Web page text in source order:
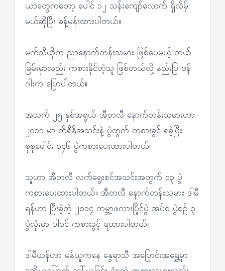
ယာတွေကတော့ ပေါင် ၁၂ သန်းကျော်လောက် ရှိလိမ့်
မယ်ဆိုပြီး ခန့်မှန်းထားပါတယ်။
မက်သီယိုက ညာနောက်တန်းသမား ဖြစ်ပေမယ့် ဘယ်
ခြမ်းမှာလည်း ကစားနိုင်တဲ့သူ ဖြစ်တယ်လို့ နည်းပြ ဗန်
ဂါးက ပြောပါတယ်။
အသက် ၂၅ နှစ်အရွယ် အီတလီ နောက်တန်းသမားဟာ
၂၀၁၁ မှာ တိုရီနိုအသင်းနဲ့ ပွဲထွက် ကစားခွင့် ရခဲ့ပြီး
စုစုပေါင်း ၁၄၆ ပွဲကစားပေးထားပါတယ်။
သူဟာ အီတလီ လက်ရွေးစင်အသင်းအတွက် ၁၃ ပွဲ
ကစားပေးထားပါတယ်။ အီတလီ နောက်တန်းသမား ဒါမီ
ရန်ဟာ ပြီးခဲ့တဲ့ ၂၀၁၄ ကမ္ဘာ့ဖလားပြိုင်ပွဲ အုပ်စု ပွဲစဉ် ၃
ပွဲလုံးမှာ ပါဝင် ကစားခွင့် ရထားပါတယ်။
ဒါမီယန်ဟာ မန်ယူကနေ နွေရာသီ အပြောင်းအရွှေ့မှာ